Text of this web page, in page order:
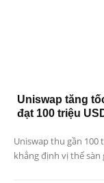
Uniswap tăng
đạt 100 triệu
Uniswap thu gần 100
khẳng định vị thế